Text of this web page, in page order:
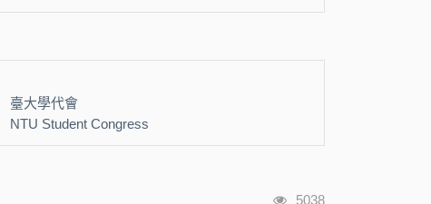
臺大學代會
NTU Student Congress
瀏覽人次
5038